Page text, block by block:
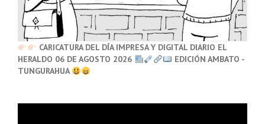
CARICATURA DEL DÍA IMPRESA Y DIGITAL DIARIO EL
HERALDO 06 DE AGOSTO 2026
EDICIÓN AMBATO -
TUNGURAHUA